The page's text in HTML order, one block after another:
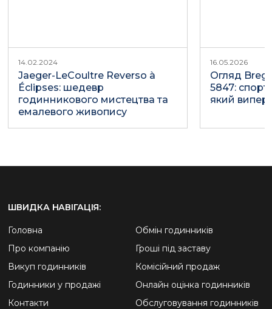
14.02.2024
Jaeger-LeCoultre Reverso à
Éclipses: шедевр
годинникового мистецтва та
емалевого живопису
16.05.2026
Огляд
5847:
який
ШВИДКА НАВІГАЦІЯ:
Головна
Про компанію
Викуп годинників
Годинники у продажі
Контакти
Обмін годинників
Гроші під заставу
Комісійний продаж
Онлайн оцінка годинників
Обслуговування годинників